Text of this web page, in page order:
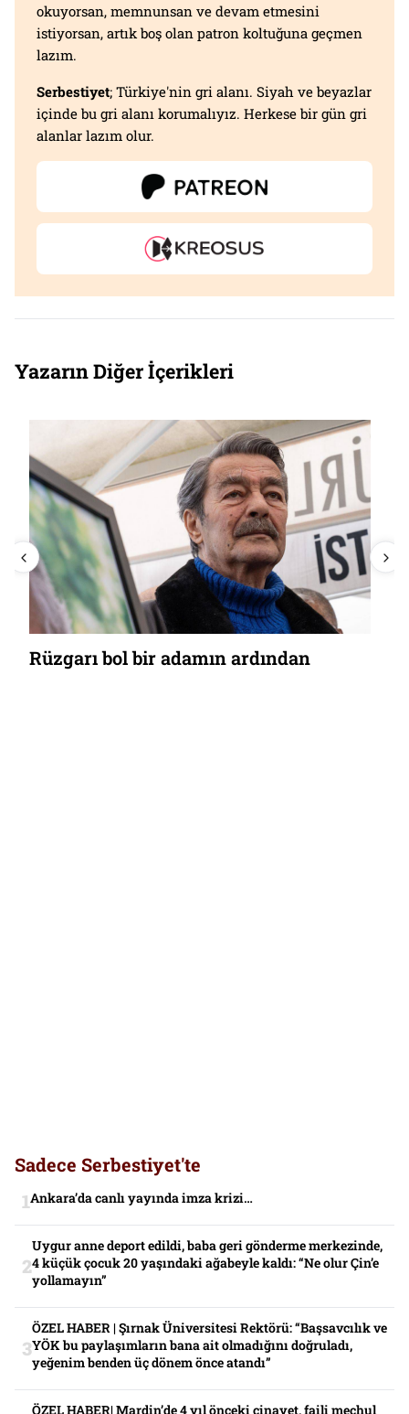
okuyorsan, memnunsan ve devam etmesini
istiyorsan, artık boş olan patron koltuğuna geçmen
lazım.
Serbestiyet; Türkiye'nin gri alanı. Siyah ve beyazlar
içinde bu gri alanı korumalıyız. Herkese bir gün gri
alanlar lazım olur.
Yazarın Diğer İçerikleri
Rüzgarı bol bir adamın ardından
Sadece Serbestiyet'te
Ankara’da canlı yayında imza krizi…
Uygur anne deport edildi, baba geri gönderme merkezinde,
4 küçük çocuk 20 yaşındaki ağabeyle kaldı: “Ne olur Çin’e
yollamayın”
ÖZEL HABER | Şırnak Üniversitesi Rektörü: “Başsavcılık ve
YÖK bu paylaşımların bana ait olmadığını doğruladı,
yeğenim benden üç dönem önce atandı”
ÖZEL HABER| Mardin’de 4 yıl önceki cinayet, faili meçhul